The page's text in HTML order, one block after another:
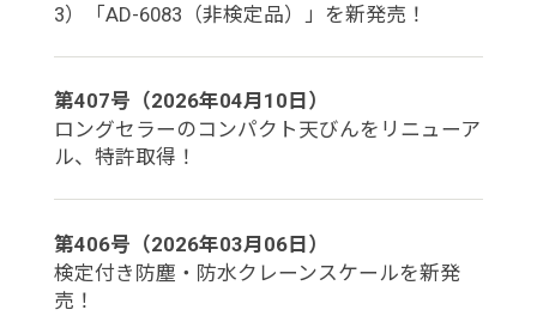
3）「AD-6083（非検定品）」を新発売！
第407号（2026年04月10日）
ロングセラーのコンパクト天びんをリニューア
ル、特許取得！
第406号（2026年03月06日）
検定付き防塵・防水クレーンスケールを新発
売！